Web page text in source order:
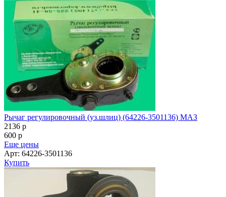
Рычаг регулировочный (уз.шлиц) (64226-3501136) МАЗ
2136 p
600 p
Еще цены
Арт: 64226-3501136
Купить